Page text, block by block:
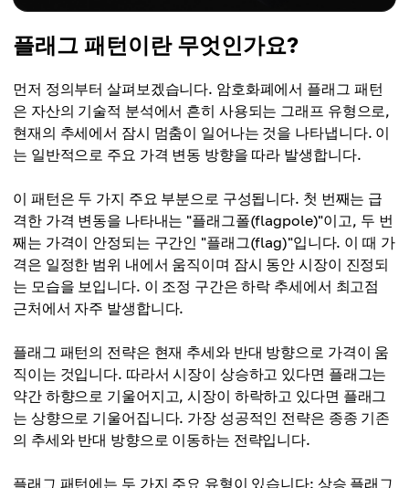
플래그 패턴이란 무엇인가요?
먼저 정의부터 살펴보겠습니다. 암호화폐에서 플래그 패턴
은 자산의 기술적 분석에서 흔히 사용되는 그래프 유형으로,
현재의 추세에서 잠시 멈춤이 일어나는 것을 나타냅니다. 이
는 일반적으로 주요 가격 변동 방향을 따라 발생합니다.
이 패턴은 두 가지 주요 부분으로 구성됩니다. 첫 번째는 급
격한 가격 변동을 나타내는 "플래그폴(flagpole)"이고, 두 번
째는 가격이 안정되는 구간인 "플래그(flag)"입니다. 이 때 가
격은 일정한 범위 내에서 움직이며 잠시 동안 시장이 진정되
는 모습을 보입니다. 이 조정 구간은 하락 추세에서 최고점
근처에서 자주 발생합니다.
플래그 패턴의 전략은 현재 추세와 반대 방향으로 가격이 움
직이는 것입니다. 따라서 시장이 상승하고 있다면 플래그는
약간 하향으로 기울어지고, 시장이 하락하고 있다면 플래그
는 상향으로 기울어집니다. 가장 성공적인 전략은 종종 기존
의 추세와 반대 방향으로 이동하는 전략입니다.
플래그 패턴에는 두 가지 주요 유형이 있습니다: 상승 플래그